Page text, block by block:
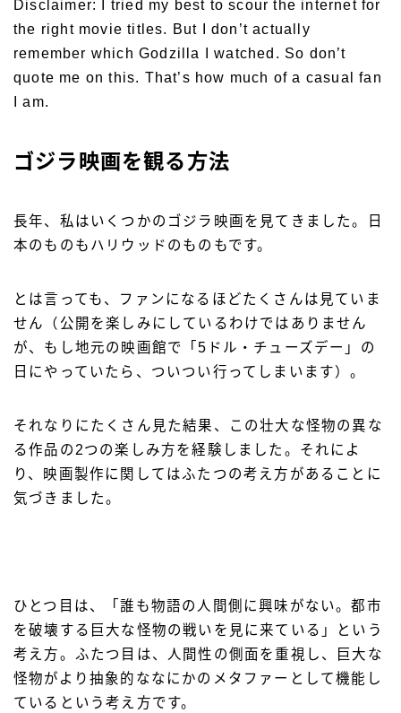
Disclaimer: I tried my best to scour the internet for
the right movie titles. But I don’t actually
remember which Godzilla I watched. So don’t
quote me on this. That’s how much of a casual fan
I am.
ゴジラ映画を観る方法
長年、私はいくつかのゴジラ映画を見てきました。日
本のものもハリウッドのものもです。
とは言っても、ファンになるほどたくさんは見ていま
せん（公開を楽しみにしているわけではありません
が、もし地元の映画館で「5ドル・チューズデー」の
日にやっていたら、ついつい行ってしまいます）。
それなりにたくさん見た結果、この壮大な怪物の異な
る作品の2つの楽しみ方を経験しました。それによ
り、映画製作に関してはふたつの考え方があることに
気づきました。
ひとつ目は、「誰も物語の人間側に興味がない。都市
を破壊する巨大な怪物の戦いを見に来ている」という
考え方。ふたつ目は、人間性の側面を重視し、巨大な
怪物がより抽象的ななにかのメタファーとして機能し
ているという考え方です。